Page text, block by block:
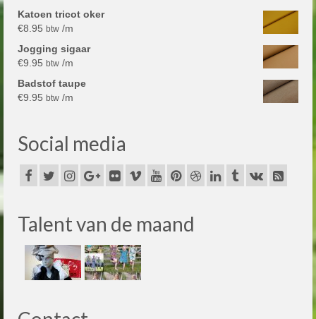
Katoen tricot oker
€8.95 btw /m
Jogging sigaar
€9.95 btw /m
Badstof taupe
€9.95 btw /m
Social media
Talent van de maand